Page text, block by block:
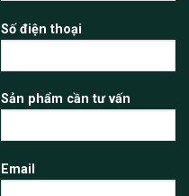
Số điện thoại
Sản phẩm cần tư vấn
Email